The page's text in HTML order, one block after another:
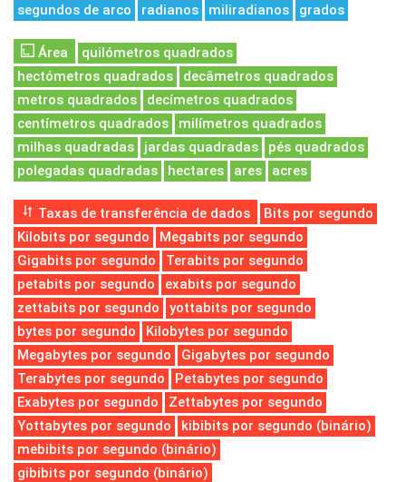
segundos de arco
radianos miliradianos grados
Área
quilómetros quadrados
hectómetros quadrados
decâmetros quadrados
metros quadrados
decímetros quadrados
centímetros quadrados
milímetros quadrados
milhas quadradas
jardas quadradas
pés quadrados
polegadas quadradas
hectares ares acres
Taxas de transferência de dados
Bits por segundo
Kilobits por segundo
Megabits por segundo
Gigabits por segundo
Terabits por segundo
petabits por segundo
exabits por segundo
zettabits por segundo
yottabits por segundo
bytes por segundo
Kilobytes por segundo
Megabytes por segundo
Gigabytes por segundo
Terabytes por segundo
Petabytes por segundo
Exabytes por segundo
Zettabytes por segundo
Yottabytes por segundo
kibibits por segundo (binário)
mebibits por segundo (binário)
gibibits por segundo (binário)